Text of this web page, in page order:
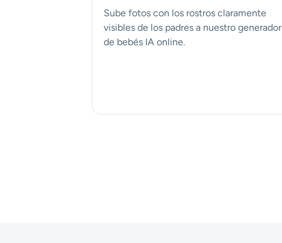
Sube fotos con los rostros claramente
visibles de los padres a nuestro generador
de bebés IA online.